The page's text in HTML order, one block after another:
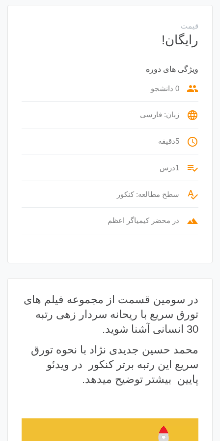
قیمت
رایگان!
ویژگی های دوره
group 0 دانشجو
language زبان: فارسی
access_time 5دقیقه
playlist_add_check 1درس
spellcheck سطح مطالعه: کنکور
terrain در محضر کیمیاگر اعظم
در سومین قسمت از مجموعه فیلم های
تورق سریع با ریحانه سردار زهی رتبه
30 انسانی آشنا شوید.
محمد حسین جدیدی نژاد با نحوه تورق
سریع این رتبه برتر کنکور در ویدئو
پایین بیشتر توضیح میدهد.